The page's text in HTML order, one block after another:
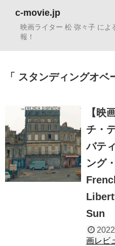
c-movie.jp
映画ライター 松 弥々子 に
報！
スタンディングオベ
【映
チ・
バテ
ング
Sun
画レビ